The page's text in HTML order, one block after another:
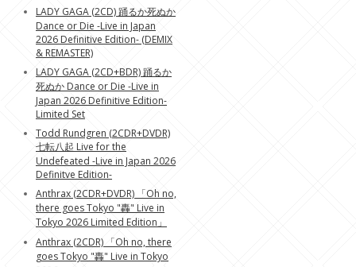
LADY GAGA (2CD) 踊るか死ぬか
Dance or Die -Live in Japan
2026 Definitive Edition- (DEMIX
& REMASTER)
LADY GAGA (2CD+BDR) 踊るか
死ぬか Dance or Die -Live in
Japan 2026 Definitive Edition-
Limited Set
Todd Rundgren (2CDR+DVDR)
七転八起 Live for the
Undefeated -Live in Japan 2026
Definitve Edition-
Anthrax (2CDR+DVDR) 「Oh no,
there goes Tokyo "轟" Live in
Tokyo 2026 Limited Edition」
Anthrax (2CDR) 「Oh no, there
goes Tokyo "轟" Live in Tokyo